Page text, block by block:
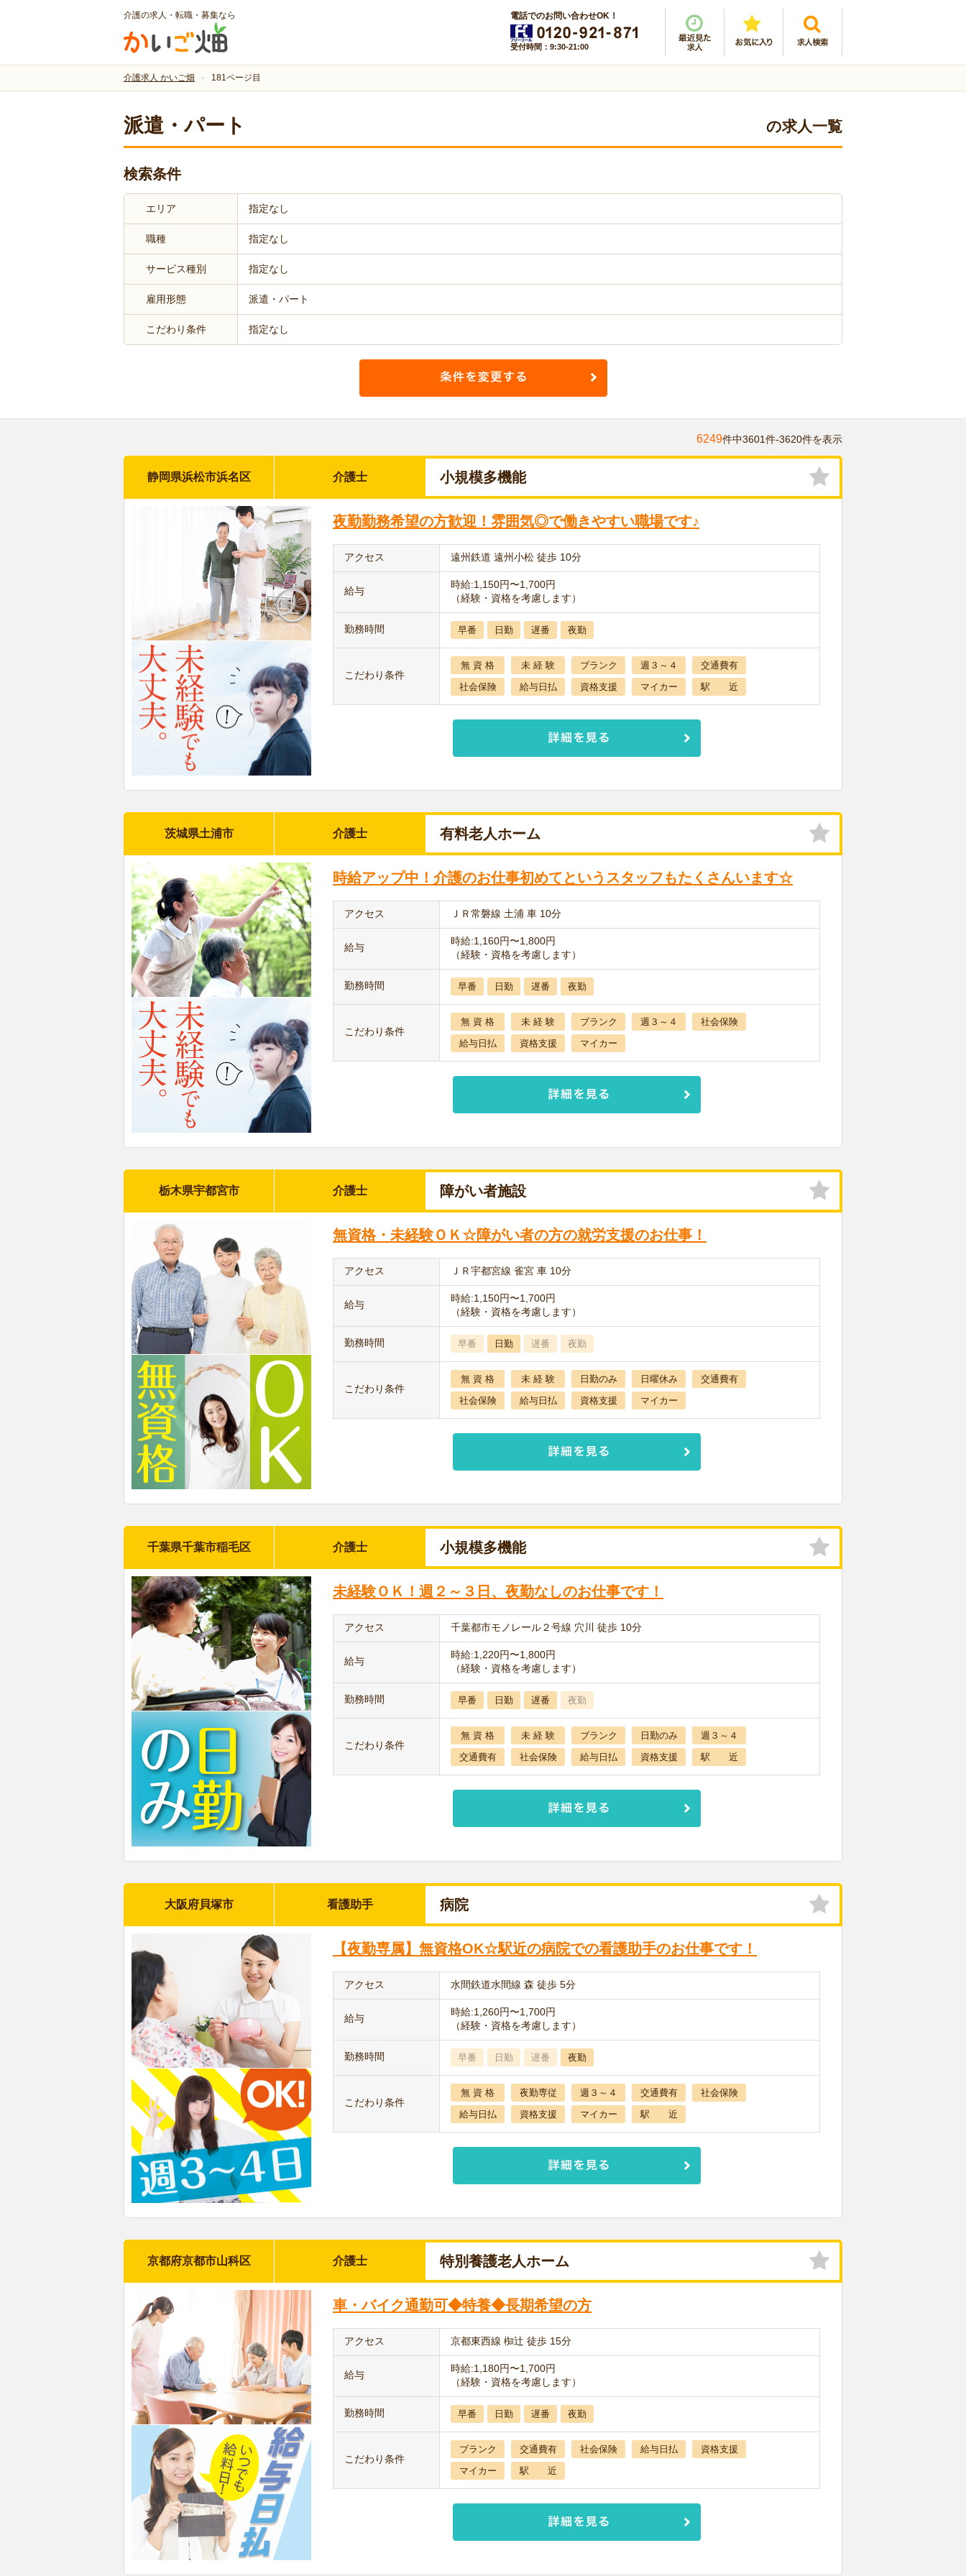
介護の求人・転職・募集なら 電話でのお問い合わせOK！
受付時間：9:30-21:00
介護求人 かいご畑 181ページ目
派遣・パート の求人一覧
検索条件
エリア 指定なし
職種 指定なし
サービス種別 指定なし
雇用形態 派遣・パート
こだわり条件 指定なし
6249件中3601件-3620件を表示
静岡県浜松市浜名区 介護士 小規模多機能
夜勤勤務希望の方歓迎！雰囲気◎で働きやすい職場です♪
アクセス 遠州鉄道 遠州小松 徒歩 10分
給与
時給:1,150円〜1,700円
（経験・資格を考慮します）
勤務時間 早番 日勤 遅番 夜勤
こだわり条件
無 資 格 未 経 験 ブランク 週３～４
交通費有
社会保険
給与日払 資格支援 マイカー 駅 近
茨城県土浦市 介護士 有料老人ホーム
時給アップ中！介護のお仕事初めてというスタッフもたくさんいます☆
アクセス ＪＲ常磐線 土浦 車 10分
給与
時給:1,160円〜1,800円
（経験・資格を考慮します）
勤務時間 早番 日勤 遅番 夜勤
こだわり条件
無 資 格 未 経 験 ブランク 週３～４
社会保険
給与日払
資格支援 マイカー
栃木県宇都宮市 介護士 障がい者施設
無資格・未経験ＯＫ☆障がい者の方の就労支援のお仕事！
アクセス ＪＲ宇都宮線 雀宮 車 10分
給与
時給:1,150円〜1,700円
（経験・資格を考慮します）
勤務時間 早番 日勤 遅番 夜勤
こだわり条件
無 資 格 未 経 験 日勤のみ 日曜休み
交通費有
社会保険
給与日払 資格支援 マイカー
千葉県千葉市稲毛区 介護士 小規模多機能
未経験ＯＫ！週２～３日、夜勤なしのお仕事です！
アクセス 千葉都市モノレール２号線 穴川 徒歩 10分
給与
時給:1,220円〜1,800円
（経験・資格を考慮します）
勤務時間 早番 日勤 遅番 夜勤
こだわり条件
無 資 格 未 経 験 ブランク 日勤のみ
週３～４
交通費有
社会保険 給与日払 資格支援 駅 近
大阪府貝塚市 看護助手 病院
【夜勤専属】無資格OK☆駅近の病院での看護助手のお仕事です！
アクセス 水間鉄道水間線 森 徒歩 5分
給与
時給:1,260円〜1,700円
（経験・資格を考慮します）
勤務時間 早番 日勤 遅番 夜勤
こだわり条件
無 資 格 夜勤専従 週３～４ 交通費有
社会保険
給与日払
資格支援 マイカー 駅 近
京都府京都市山科区 介護士 特別養護老人ホーム
車・バイク通勤可◆特養◆長期希望の方
アクセス 京都東西線 椥辻 徒歩 15分
給与
時給:1,180円〜1,700円
（経験・資格を考慮します）
勤務時間 早番 日勤 遅番 夜勤
こだわり条件
ブランク 交通費有 社会保険 給与日払
資格支援
マイカー
駅 近